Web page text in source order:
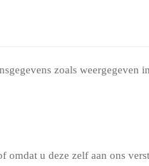
zoals weergegeven
omdat u deze zelf aan ons